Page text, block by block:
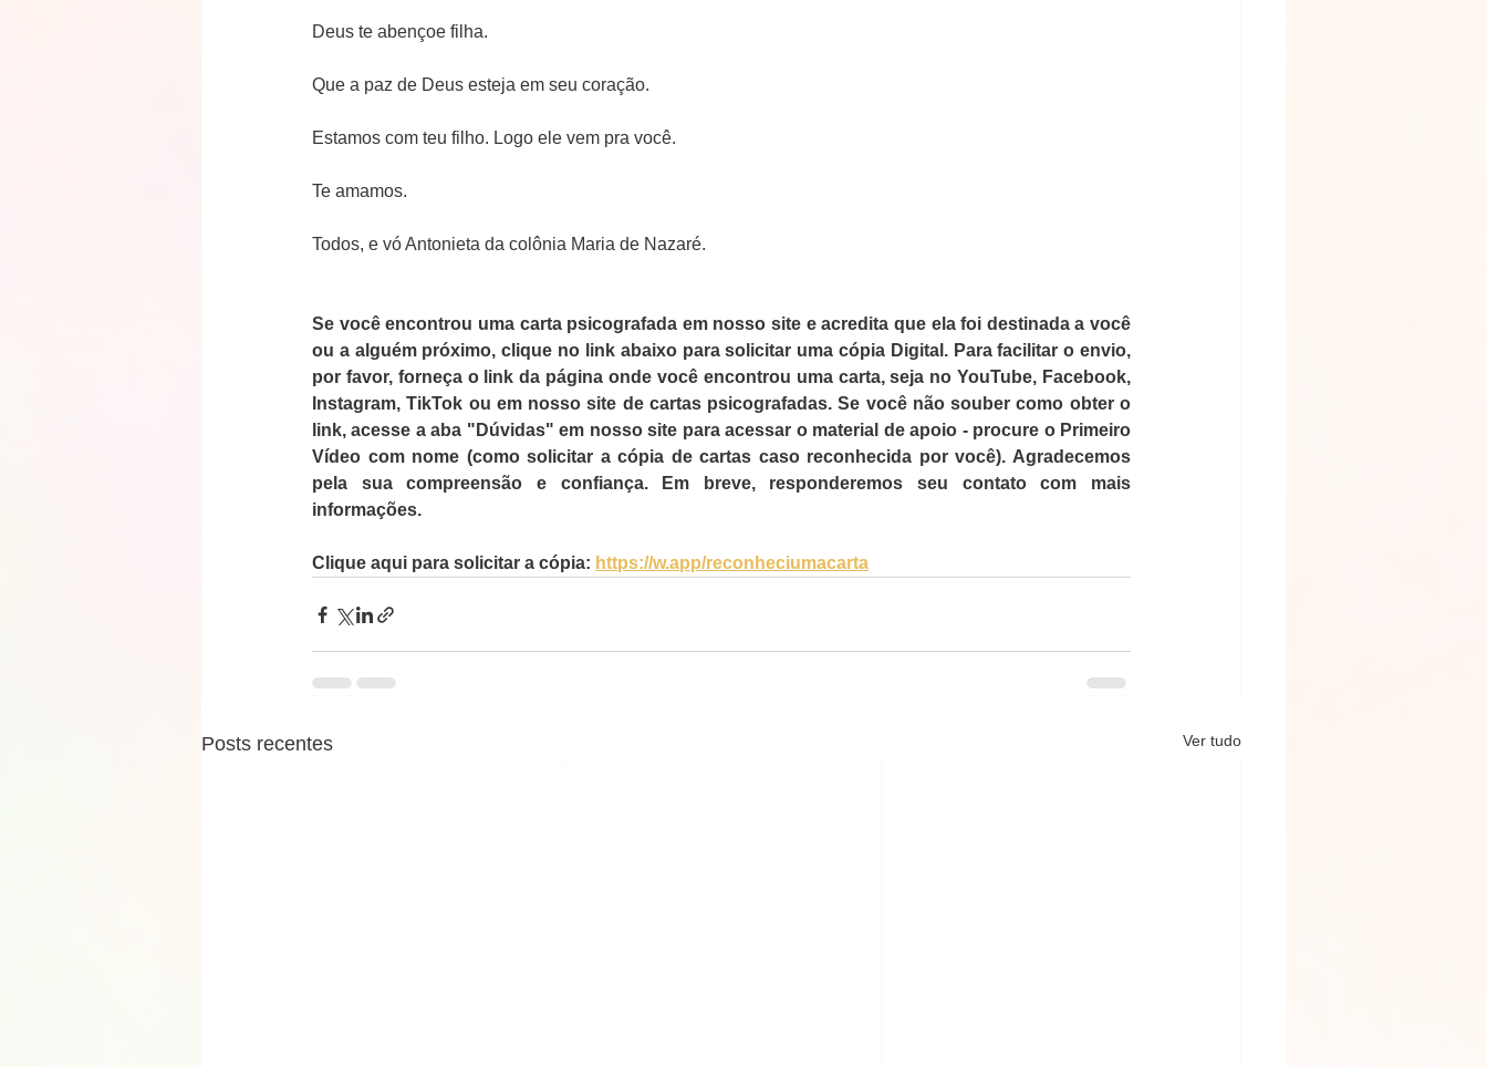
Deus te abençoe filha.
Que a paz de Deus esteja em seu coração.
Estamos com teu filho. Logo ele vem pra você.
Te amamos.
Todos, e vó Antonieta da colônia Maria de Nazaré.
Se você encontrou uma carta psicografada em nosso site e acredita que ela foi destinada a você
ou a alguém próximo, clique no link abaixo para solicitar uma cópia Digital. Para facilitar o envio,
por favor, forneça o link da página onde você encontrou uma carta, seja no YouTube, Facebook,
Instagram, TikTok ou em nosso site de cartas psicografadas. Se você não souber como obter o
link, acesse a aba "Dúvidas" em nosso site para acessar o material de apoio - procure o Primeiro
Vídeo com nome (como solicitar a cópia de cartas caso reconhecida por você). Agradecemos
pela sua compreensão e confiança. Em breve, responderemos seu contato com mais
informações.
Clique aqui para solicitar a cópia: https://w.app/reconheciumacarta
Posts recentes Ver tudo